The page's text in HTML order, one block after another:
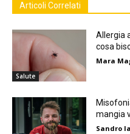
Articoli Correlati
Salute
Allergia
cosa
Mara
mangia
Sandro